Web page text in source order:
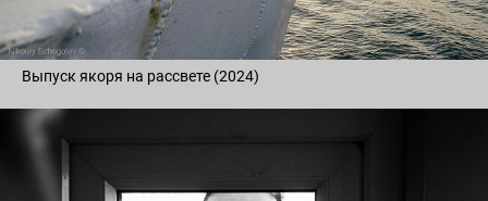
Выпуск якоря на рассвете (2024)